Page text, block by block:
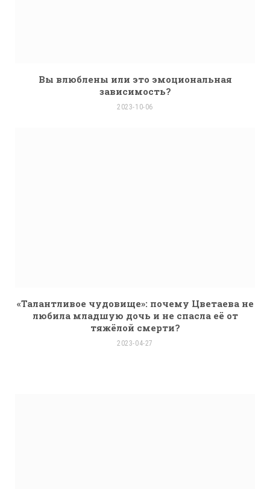
Вы влюблены или это эмоциональная
зависимость?
2023-10-06
«Талантливое чудовище»: почему Цветаева не
любила младшую дочь и не спасла её от
тяжёлой смерти?
2023-04-27